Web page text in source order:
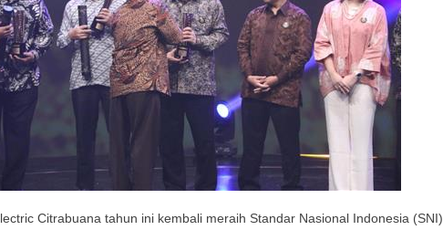
Citrabuana tahun ini kembali meraih Standar Nasional Indonesia (SNI)